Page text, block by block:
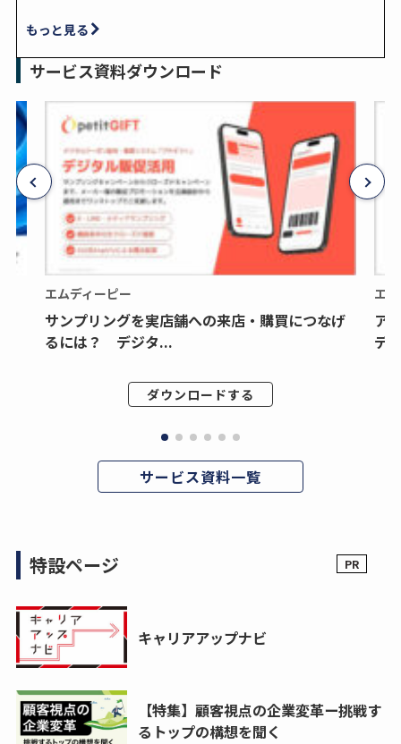
もっと見る
サービス資料ダウンロード
エムディーピー
サンプリングを実店舗への来店・購買につなげ
るには？ デジタ...
ダウンロードする
エ
ア
デ
サービス資料一覧
特設ページ
キャリアアップナビ
【特集】顧客視点の企業変革ー挑戦す
るトップの構想を聞く